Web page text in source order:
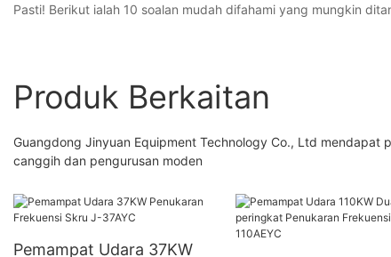
Pasti! Berikut ialah 10 soalan mudah difahami yang mungkin
Produk Berkaitan
Guangdong Jinyuan Equipment Technology Co., Ltd
canggih dan pengurusan moden
Pemampat Udara 37KW